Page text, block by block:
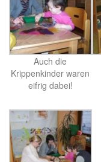
Auch die
Krippenkinder waren
eifrig dabei!